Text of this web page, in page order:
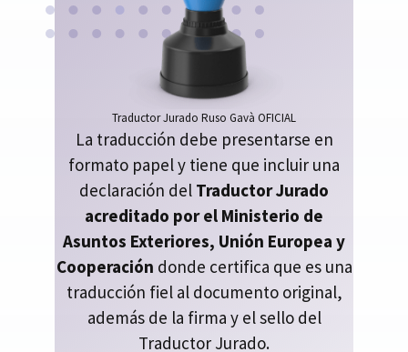
Traductor Jurado Ruso Gavà OFICIAL
La traducción debe presentarse en
formato papel y tiene que incluir una
declaración del Traductor Jurado
acreditado por el Ministerio de
Asuntos Exteriores, Unión Europea y
Cooperación donde certifica que es una
traducción fiel al documento original,
además de la firma y el sello del
Traductor Jurado.